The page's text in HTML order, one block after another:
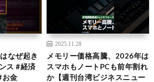
なぜ起き
ス #経済
お金
2025.11.28
メモリー価格高騰、2026年は
スマホもノートPCも前年割れ
か【週刊台湾ビジネスニュー